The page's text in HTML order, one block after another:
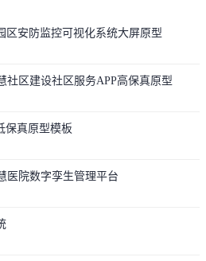
区安防监控可视化系统大屏原型
社区建设社区服务APP高保真原型
保真原型模板
医院数字孪生管理平台